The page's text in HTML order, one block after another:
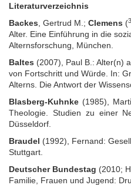
Literaturverzeichnis
Backes , Gertrud M.; Clemens (3
Alter. Eine Einführung in die
Alternsforschung, München.
Baltes (2007), Paul B.: Alter(n)
von Fortschritt und Würde. In:
Alterns. Die Antwort der
Blasberg-Kuhnke (1985),
Theologie. Studien zu einer
Düsseldorf.
Braudel (1992), Fernand:
Stuttgart.
Deutscher Bundestag (2010;
Familie, Frauen und Jugend: